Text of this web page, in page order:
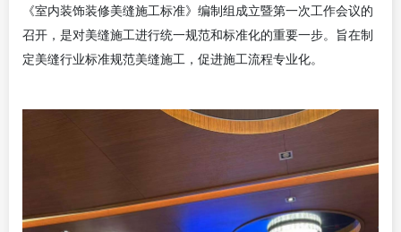
《室内装饰装修美缝施工标准》编制组成立暨第一次工作会议的
召开，是对美缝施工进行统一规范和标准化的重要一步。旨在制
定美缝行业标准规范美缝施工，促进施工流程专业化。